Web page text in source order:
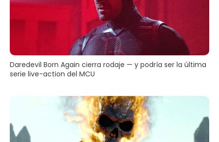
Daredevil Born Again cierra rodaje — y podría ser la última
serie live-action del MCU